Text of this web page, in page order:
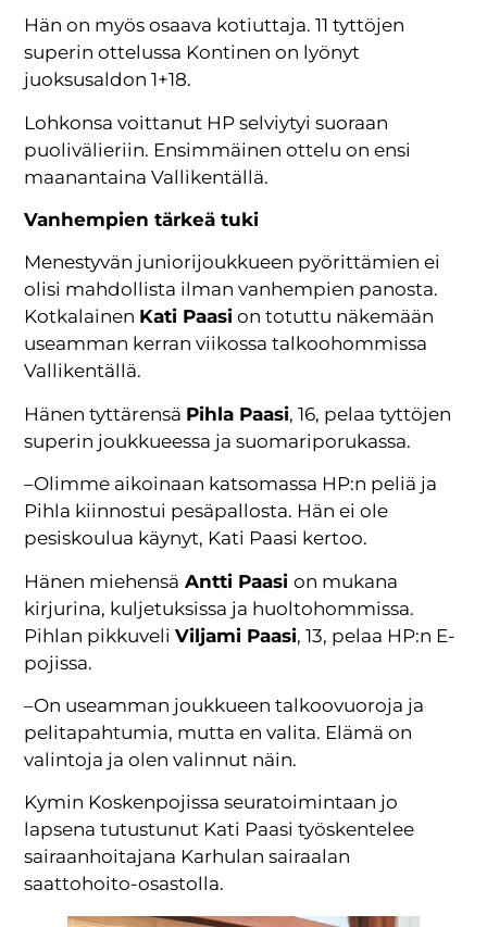
Hän on myös osaava kotiuttaja. 11 tyttöjen
superin ottelussa Kontinen on lyönyt
juoksusaldon 1+18.
Lohkonsa voittanut HP selviytyi suoraan
puolivälieriin. Ensimmäinen ottelu on ensi
maanantaina Vallikentällä.
Vanhempien tärkeä tuki
Menestyvän juniorijoukkueen pyörittämien ei
olisi mahdollista ilman vanhempien panosta.
Kotkalainen Kati Paasi on totuttu näkemään
useamman kerran viikossa talkoohommissa
Vallikentällä.
Hänen tyttärensä Pihla Paasi, 16, pelaa tyttöjen
superin joukkueessa ja suomariporukassa.
–Olimme aikoinaan katsomassa HP:n peliä ja
Pihla kiinnostui pesäpallosta. Hän ei ole
pesiskoulua käynyt, Kati Paasi kertoo.
Hänen miehensä Antti Paasion mukana
kirjurina, kuljetuksissa ja huoltohommissa.
Pihlan pikkuveliViljami Paasi, 13, pelaa HP:n E-
pojissa.
–On useamman joukkueen talkoovuoroja ja
pelitapahtumia, mutta en valita. Elämä on
valintoja ja olen valinnut näin.
Kymin Koskenpojissa seuratoimintaan jo
lapsena tutustunut Kati Paasi työskentelee
sairaanhoitajana Karhulan sairaalan
saattohoito-osastolla.